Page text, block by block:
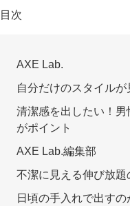
目次
AXE Lab.
自分だけのスタイル
清潔感を出したい！男
がポイント
AXE Lab.編集部
不潔に見える伸び放題
日頃の手入れで出すの